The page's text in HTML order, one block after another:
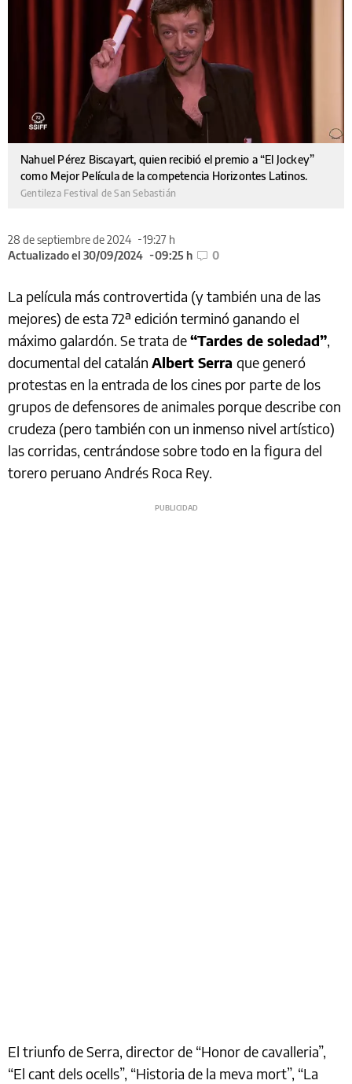
Nahuel Pérez Biscayart, quien recibió el premio a “El Jockey”
como Mejor Película de la competencia Horizontes Latinos.
Gentileza Festival de San Sebastián
28 de septiembre de 2024
19:27 h
Actualizado el 30/09/2024
09:25 h 0
La película más controvertida (y también una de las
mejores) de esta 72ª edición terminó ganando el
máximo galardón. Se trata de“Tardes de soledad”,
documental del catalán Albert Serra que generó
protestas en la entrada de los cines por parte de los
grupos de defensores de animales porque describe con
crudeza (pero también con un inmenso nivel artístico)
las corridas, centrándose sobre todo en la figura del
torero peruano Andrés Roca Rey.
El triunfo de Serra, director de “Honor de cavalleria”,
“El cant dels ocells”, “Historia de la meva mort”, “La